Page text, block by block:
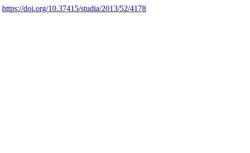
https://doi.org/10.37415/studia/2013/52/4178